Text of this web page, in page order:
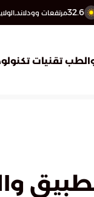
32.6مرتفعات
تقنيات